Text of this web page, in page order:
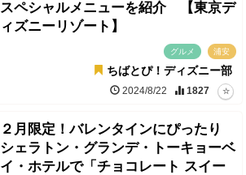
スペシャルメニューを紹介 【東京デ
ィズニーリゾート】
グルメ 浦安
ちばとぴ！ディズニー部
2024/8/22 1827
２月限定！バレンタインにぴったり
シェラトン・グランデ・トーキョーベ
イ・ホテルで「チョコレート スイー